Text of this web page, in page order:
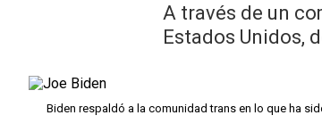
A través de un
Estados Unidos,
Biden respaldó a la comunidad trans en lo que ha